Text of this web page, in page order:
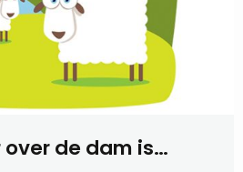
de dam is…